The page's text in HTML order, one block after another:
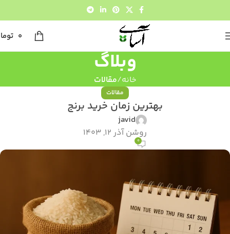
0
وبلاگ
خانه مقالات
مقالات
بهترین زمان خرید برنج
javid
روشن آذر 12, 1403
0